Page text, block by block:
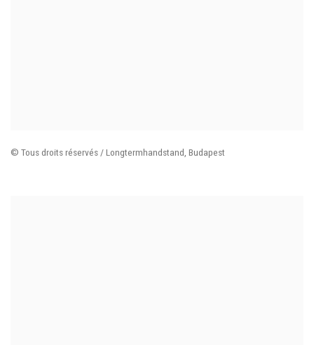
© Tous droits réservés / Longtermhandstand, Budapest